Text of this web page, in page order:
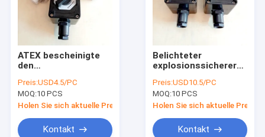
ATEX bescheinigte
den
Druckschalter der
Klassen-1 Div. 2
Preis:USD4.5/PC
MOQ:10 PCS
Holen Sie sich aktuelle Preis
Kontakt
Belichteter
explosionssicherer
Beweis der Schalter-
220VAC
Preis:USD10.5/PC
MOQ:10 PCS
Holen Sie sich aktuelle Preis
Kontakt